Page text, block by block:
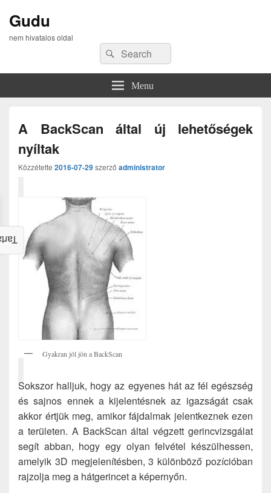
Gudu
nem hivatalos oldal
Search
for:
Search
Menu
A BackScan által új lehetőségek
nyíltak
Közzétette 2016-07-29szerző administrator
Gyakran jól jön a BackScan
Sokszor halljuk, hogy az egyenes hát az fél egészség
és sajnos ennek a kijelentésnek az igazságát csak
akkor értjük meg, amikor fájdalmak jelentkeznek ezen
a területen. A BackScan által végzett gerincvizsgálat
segít abban, hogy egy olyan felvétel készülhessen,
amelyik 3D megjelenítésben, 3 különböző pozícióban
rajzolja meg a hátgerincet a képernyőn.